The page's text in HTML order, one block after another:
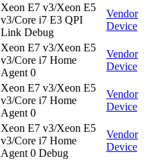
Xeon E7 v3/Xeon E5
v3/Core i7 E3 QPI
Link Debug
Vendor
Device
Xeon E7 v3/Xeon E5
v3/Core i7 Home
Agent 0
Vendor
Device
Xeon E7 v3/Xeon E5
v3/Core i7 Home
Agent 0
Vendor
Device
Xeon E7 v3/Xeon E5
v3/Core i7 Home
Agent 0 Debug
Vendor
Device